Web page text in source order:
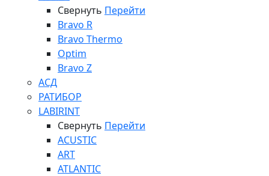
Свернуть Перейти
Bravo R
Bravo Thermo
Optim
Bravo Z
АСД
РАТИБОР
LABIRINT
Свернуть Перейти
ACUSTIC
ART
ATLANTIC